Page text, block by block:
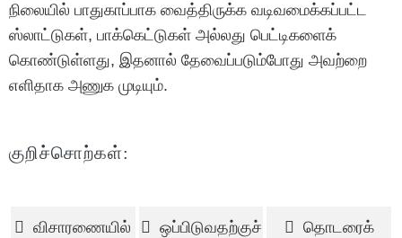
நிலையில் பாதுகாப்பாக வைத்திருக்க வடிவமைக்கப்பட்ட
ஸ்லாட்டுகள், பாக்கெட்டுகள் அல்லது பெட்டிகளைக்
கொண்டுள்ளது, இதனால் தேவைப்படும்போது அவற்றை
எளிதாக அணுக முடியும்.
குறிச்சொற்கள்:
விசாரணையில்
ஒப்பிடுவதற்குச்
தொடரைக்